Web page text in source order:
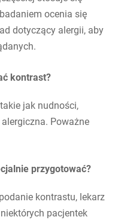
ocenia się
dotyczący alergii, aby
kontrast?
jak nudności,
Poważne
przygotować?
kontrastu, lekarz
pacjentek